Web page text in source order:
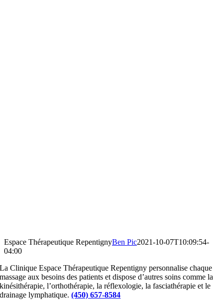
Espace Thérapeutique RepentignyBen Pic2021-10-07T10:09:54-
04:00
La Clinique Espace Thérapeutique Repentigny personnalise chaque
massage aux besoins des patients et dispose d’autres soins comme la
kinésithérapie, l’orthothérapie, la réflexologie, la fasciathérapie et le
drainage lymphatique.(450) 657-8584